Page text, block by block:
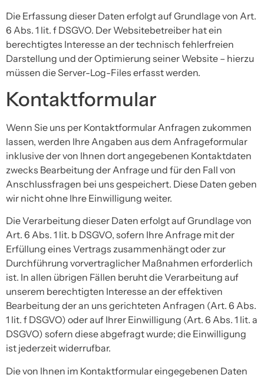
Die Erfassung dieser Daten erfolgt auf Grundlage von Art.
6 Abs. 1 lit. f DSGVO. Der Websitebetreiber hat ein
berechtigtes Interesse an der technisch fehlerfreien
Darstellung und der Optimierung seiner Website – hierzu
müssen die Server-Log-Files erfasst werden.
Kontaktformular
Wenn Sie uns per Kontaktformular Anfragen zukommen
lassen, werden Ihre Angaben aus dem Anfrageformular
inklusive der von Ihnen dort angegebenen Kontaktdaten
zwecks Bearbeitung der Anfrage und für den Fall von
Anschlussfragen bei uns gespeichert. Diese Daten geben
wir nicht ohne Ihre Einwilligung weiter.
Die Verarbeitung dieser Daten erfolgt auf Grundlage von
Art. 6 Abs. 1 lit. b DSGVO, sofern Ihre Anfrage mit der
Erfüllung eines Vertrags zusammenhängt oder zur
Durchführung vorvertraglicher Maßnahmen erforderlich
ist. In allen übrigen Fällen beruht die Verarbeitung auf
unserem berechtigten Interesse an der effektiven
Bearbeitung der an uns gerichteten Anfragen (Art. 6 Abs.
1 lit. f DSGVO) oder auf Ihrer Einwilligung (Art. 6 Abs. 1 lit. a
DSGVO) sofern diese abgefragt wurde; die Einwilligung
ist jederzeit widerrufbar.
Die von Ihnen im Kontaktformular eingegebenen Daten